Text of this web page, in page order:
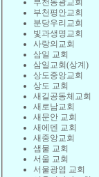
부천동광교회
부천평안교회
분당우리교회
빛과생명교회
사랑의교회
삼일 교회
삼일교회(상계)
상도중앙교회
상도 교회
새길공동체교회
새로남교회
새문안 교회
새에덴 교회
새중앙교회
샘물 교회
서울 교회
서울광염 교회